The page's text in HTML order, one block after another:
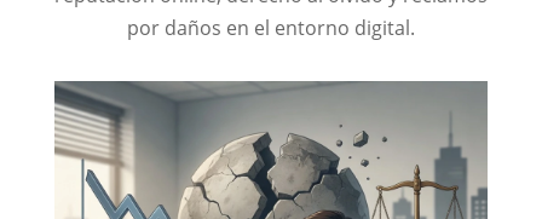
por daños en el entorno digital.